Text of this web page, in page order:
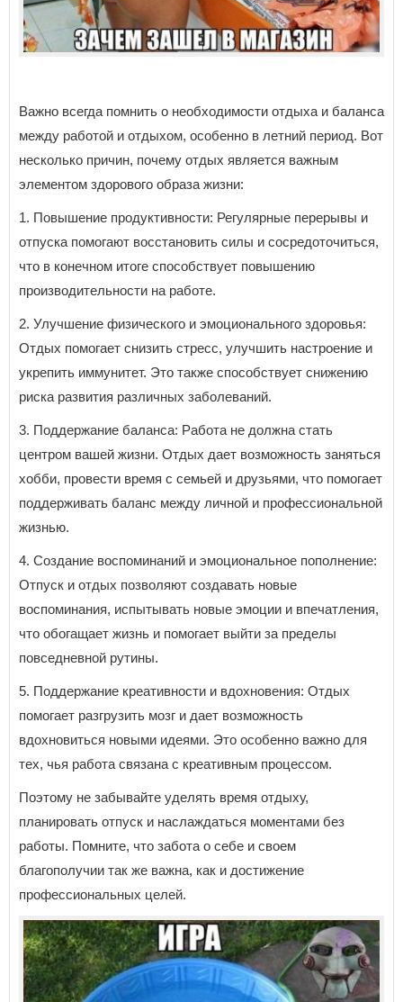
Важно всегда помнить о необходимости отдыха и баланса
между работой и отдыхом, особенно в летний период. Вот
несколько причин, почему отдых является важным
элементом здорового образа жизни:
1. Повышение продуктивности: Регулярные перерывы и
отпуска помогают восстановить силы и сосредоточиться,
что в конечном итоге способствует повышению
производительности на работе.
2. Улучшение физического и эмоционального здоровья:
Отдых помогает снизить стресс, улучшить настроение и
укрепить иммунитет. Это также способствует снижению
риска развития различных заболеваний.
3. Поддержание баланса: Работа не должна стать
центром вашей жизни. Отдых дает возможность заняться
хобби, провести время с семьей и друзьями, что помогает
поддерживать баланс между личной и профессиональной
жизнью.
4. Создание воспоминаний и эмоциональное пополнение:
Отпуск и отдых позволяют создавать новые
воспоминания, испытывать новые эмоции и впечатления,
что обогащает жизнь и помогает выйти за пределы
повседневной рутины.
5. Поддержание креативности и вдохновения: Отдых
помогает разгрузить мозг и дает возможность
вдохновиться новыми идеями. Это особенно важно для
тех, чья работа связана с креативным процессом.
Поэтому не забывайте уделять время отдыху,
планировать отпуск и наслаждаться моментами без
работы. Помните, что забота о себе и своем
благополучии так же важна, как и достижение
профессиональных целей.